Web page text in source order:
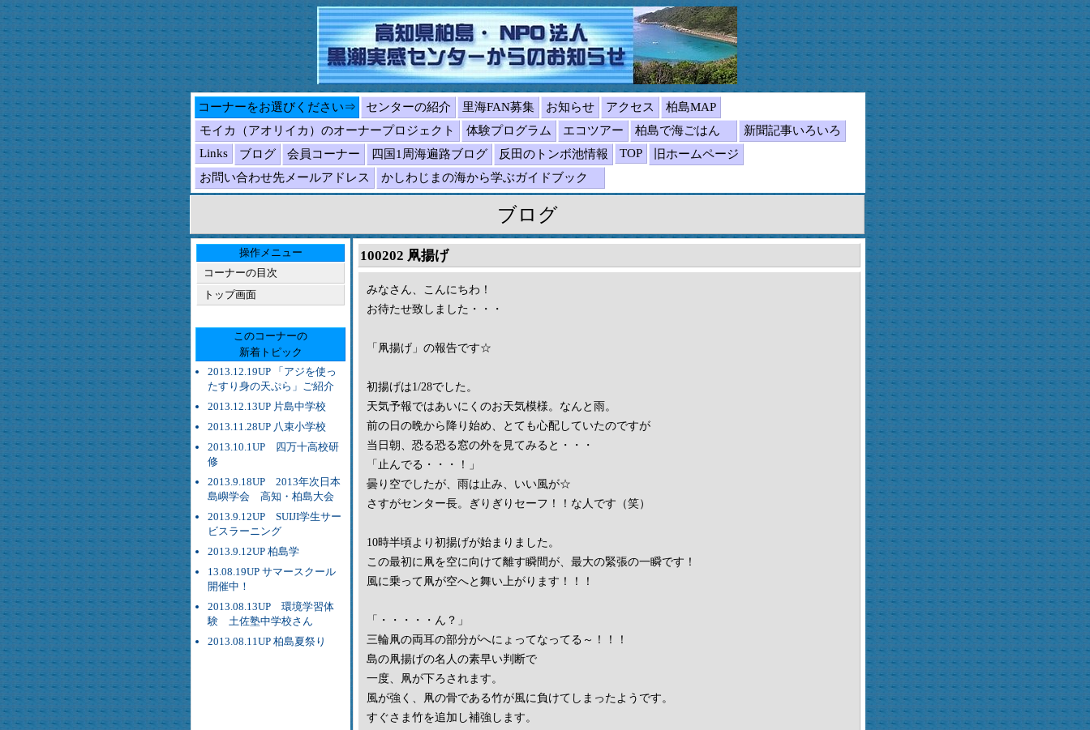
コーナーをお選びください⇒ センターの紹介 里海FAN募集 お知らせ アクセス
柏島MAP
モイカ（アオリイカ）のオーナープロジェクト
体験プログラム エコツアー 柏島で海ごはん
新聞記事いろいろ
Links
ブログ 会員コーナー 四国1周海遍路ブログ 反田のトンボ池情報 TOP
旧ホームページ
お問い合わせ先メールアドレス
かしわじまの海から学ぶガイドブック
ブログ
操作メニュー
コーナーの目次
トップ画面
このコーナーの
新着トピック
2013.12.19UP 「アジを使っ
たすり身の天ぷら」ご紹介
2013.12.13UP 片島中学校
2013.11.28UP 八束小学校
2013.10.1UP 四万十高校研
修
2013.9.18UP 2013年次日本
島嶼学会 高知・柏島大会
2013.9.12UP SUIJI学生サー
ビスラーニング
2013.9.12UP 柏島学
13.08.19UP サマースクール
開催中！
2013.08.13UP 環境学習体
験 土佐塾中学校さん
2013.08.11UP 柏島夏祭り
100202 凧揚げ
みなさん、こんにちわ！
お待たせ致しました・・・
「凧揚げ」の報告です☆
初揚げは1/28でした。
天気予報ではあいにくのお天気模様。なんと雨。
前の日の晩から降り始め、とても心配していたのですが
当日朝、恐る恐る窓の外を見てみると・・・
「止んでる・・・！」
曇り空でしたが、雨は止み、いい風が☆
さすがセンター長。ぎりぎりセーフ！！な人です（笑）
10時半頃より初揚げが始まりました。
この最初に凧を空に向けて離す瞬間が、最大の緊張の一瞬です！
風に乗って凧が空へと舞い上がります！！！
「・・・・・ん？」
三輪凧の両耳の部分がへにょってなってる～！！！
島の凧揚げの名人の素早い判断で
一度、凧が下ろされます。
風が強く、凧の骨である竹が風に負けてしまったようです。
すぐさま竹を追加し補強します。